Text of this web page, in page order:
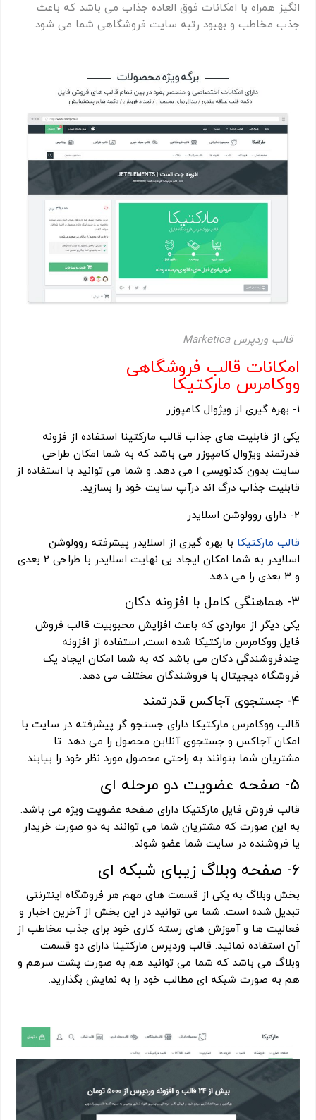
انگیز همراه با امکانات فوق العاده جذاب می باشد که باعث
جذب مخاطب و بهبود رتبه سایت فروشگاهی شما می شود.
قالب وردپرس Marketica
امکانات قالب فروشگاهی
ووکامرس مارکتیکا
1- بهره گیری از ویژوال کامپوزر
یکی از قابلیت های جذاب قالب مارکتینا استفاده از فزونه
قدرتمند ویژوال کامپوزر می باشد که به شما امکان طراحی
سایت بدون کدنویسی ا می دهد. و شما می توانید با استفاده از
قابلیت جذاب درگ اند درآپ سایت خود را بسازید.
2- دارای روولوشن اسلایدر
قالب مارکتیکا با بهره گیری از اسلایدر پیشرفته روولوشن
اسلایدر به شما امکان ایجاد بی نهایت اسلایدر با طراحی 2 بعدی
و 3 بعدی را می دهد.
3- هماهنگی کامل با افزونه دکان
یکی دیگر از مواردی که باعث افزایش محبوبیت قالب فروش
فایل ووکامرس مارکتیکا شده است, استفاده از افزونه
چندفروشندگی دکان می باشد که به شما امکان ایجاد یک
فروشگاه دیجیتال با فروشندگان مختلف می دهد.
4- جستجوی آجاکس قدرتمند
قالب ووکامرس مارکتیکا دارای جستجو گر پیشرفته در سایت با
امکان آجاکس و جستجوی آنلاین محصول را می دهد. تا
مشتریان شما بتوانند به راحتی محصول مورد نظر خود را بیابند.
5- صفحه عضویت دو مرحله ای
قالب فروش فایل مارکتیکا دارای صفحه عضویت ویژه می باشد.
به این صورت که مشتریان شما می توانند به دو صورت خریدار
یا فروشنده در سایت شما عضو شوند.
6- صفحه وبلاگ زیبای شبکه ای
بخش وبلاگ به یکی از قسمت های مهم هر فروشگاه اینترنتی
تبدیل شده است. شما می توانید در این بخش از آخرین اخبار و
فعالیت ها و آموزش های رسته کاری خود برای جذب مخاطب از
آن استفاده نمائید. قالب وردپرس مارکتینا دارای دو قسمت
وبلاگ می باشد که شما می توانید هم به صورت پشت سرهم و
هم به صورت شبکه ای مطالب خود را به نمایش بگذارید.